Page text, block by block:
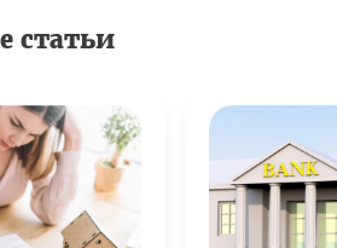
статьи